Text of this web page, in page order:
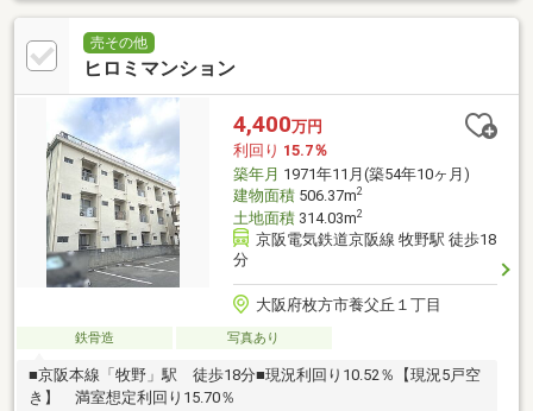
売その他
ヒロミマンション
4,400万円
利回り 15.7％
築年月 1971年11月(築54年10ヶ月)
建物面積506.37m2
土地面積314.03m2
京阪電気鉄道京阪線 牧野駅 徒歩18
分
大阪府枚方市養父丘１丁目
鉄骨造 写真あり
■京阪本線「牧野」駅 徒歩18分■現況利回り10.52％【現況5戸空
き】 満室想定利回り15.70％